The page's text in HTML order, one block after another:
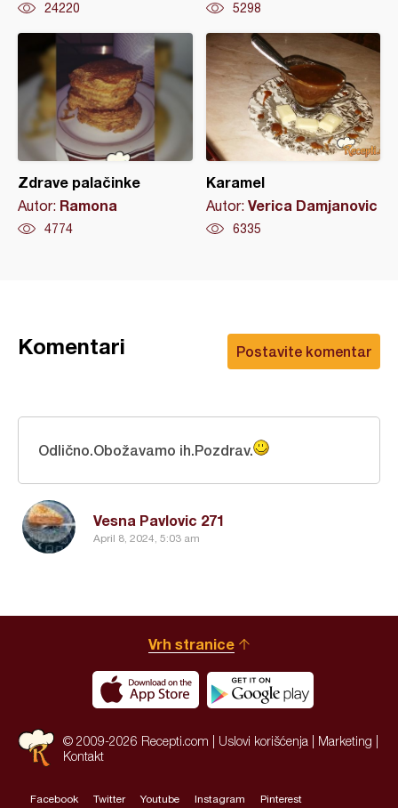
24220 5298
Zdrave palačinke
Autor: Ramona
4774
Karamel
Autor: Verica Damjanovic
6335
Postavite komentar
Komentari
Vesna Pavlovic 271
April 8, 2024, 5:03 am
Odlično.Obožavamo ih.Pozdrav.
Vrh stranice
© 2009-2026 Recepti.com | Uslovi korišćenja Marketing
Kontakt
Facebook Twitter Youtube Instagram Pinterest